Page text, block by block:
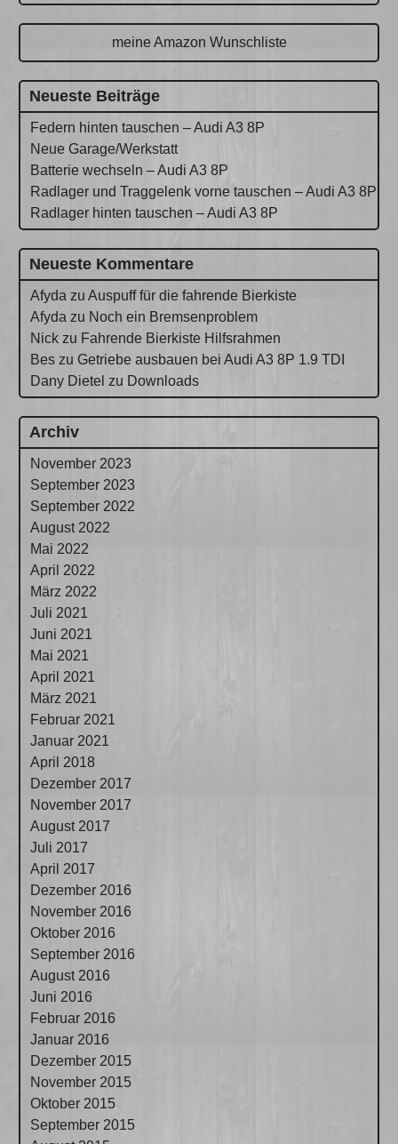
meine Amazon Wunschliste
Neueste Beiträge
Federn hinten tauschen – Audi A3 8P
Neue Garage/Werkstatt
Batterie wechseln – Audi A3 8P
Radlager und Traggelenk vorne tauschen – Audi A3 8P
Radlager hinten tauschen – Audi A3 8P
Neueste Kommentare
Afyda zuAuspuff für die fahrende Bierkiste
Afyda zu Noch ein Bremsenproblem
Nick zu Fahrende Bierkiste Hilfsrahmen
Bes zuGetriebe ausbauen bei Audi A3 8P 1.9 TDI
Dany Dietel zu Downloads
Archiv
November 2023
September 2023
September 2022
August 2022
Mai 2022
April 2022
März 2022
Juli 2021
Juni 2021
Mai 2021
April 2021
März 2021
Februar 2021
Januar 2021
April 2018
Dezember 2017
November 2017
August 2017
Juli 2017
April 2017
Dezember 2016
November 2016
Oktober 2016
September 2016
August 2016
Juni 2016
Februar 2016
Januar 2016
Dezember 2015
November 2015
Oktober 2015
September 2015